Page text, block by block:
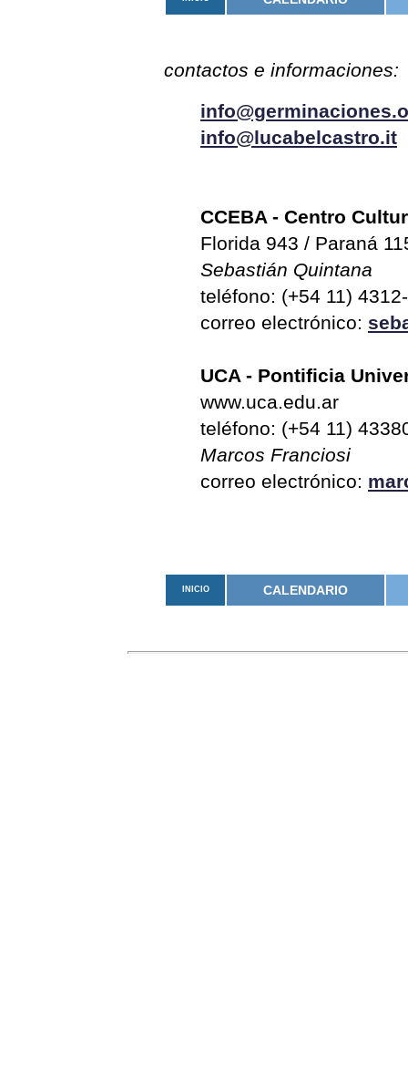
contactos e informaciones:
info@lucabelcastro.it
CCEBA - Centro
Florida 943 / Paraná
Sebastián Quintana
teléfono: (+54 11)
correo electrónico:
UCA - Pontificia
www.uca.edu.ar
teléfono: (+54 11)
Marcos Franciosi
correo electrónico:
INICIO CALENDARIO